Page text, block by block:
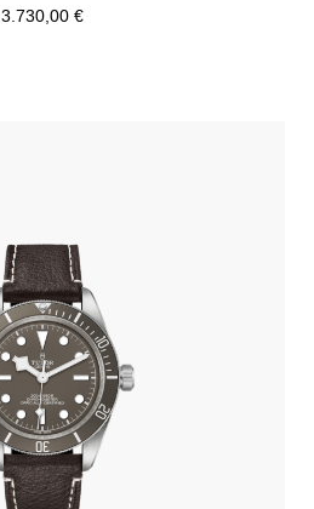
3.730,00 €